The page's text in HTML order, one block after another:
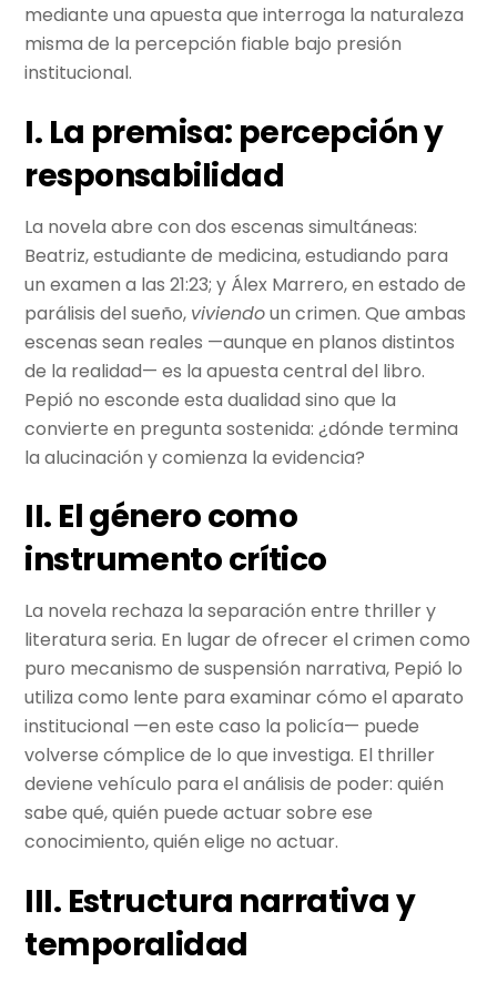
mediante una apuesta que interroga la naturaleza
misma de la percepción fiable bajo presión
institucional.
I. La premisa: percepción y
responsabilidad
La novela abre con dos escenas simultáneas:
Beatriz, estudiante de medicina, estudiando para
un examen a las 21:23; y Álex Marrero, en estado de
parálisis del sueño, viviendoun crimen. Que ambas
escenas sean reales —aunque en planos distintos
de la realidad— es la apuesta central del libro.
Pepió no esconde esta dualidad sino que la
convierte en pregunta sostenida: ¿dónde termina
la alucinación y comienza la evidencia?
II. El género como
instrumento crítico
La novela rechaza la separación entre thriller y
literatura seria. En lugar de ofrecer el crimen como
puro mecanismo de suspensión narrativa, Pepió lo
utiliza como lente para examinar cómo el aparato
institucional —en este caso la policía— puede
volverse cómplice de lo que investiga. El thriller
deviene vehículo para el análisis de poder: quién
sabe qué, quién puede actuar sobre ese
conocimiento, quién elige no actuar.
III. Estructura narrativa y
temporalidad